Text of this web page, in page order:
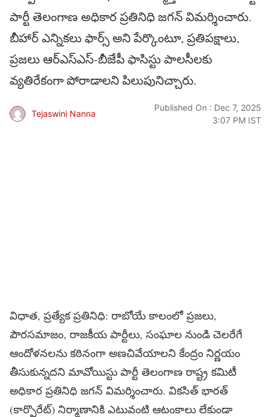
పార్టీ తెలంగాణ అధికార ప్రతినిధి జగన్ విమర్శించారు.
బీహార్ ఎన్నికలు ఫార్స్ అని పేర్కొంటూ, ప్రతిపక్షాలు,
ప్రజలు ఆర్ఎస్ఎస్-బీజేపీ ఫాసిస్టు పాలసీలకు
వ్యతిరేకంగా పోరాడాలని పిలుపునిచ్చారు.
Tejaswini Nanna
Published On : Dec 7, 2025
3:07 PM IST
విధాత, ప్రత్యేక ప్రతినిధి: రాబోయే కాలంలో ప్రజలు,
పౌరసమాజం, రాజకీయ పార్టీలు, సంఘాల నుండి చెలరేగే
ఆందోళనలను కఠినంగా అణచివేయాలని కేంద్రం నిర్ణయం
తీసుకున్నదని మావోయిస్టు పార్టీ తెలంగాణ రాష్ట్ర కమిటీ
అధికార ప్రతినిధి జగన్ విమర్శించారు. వికసిత్ భారత్
(కార్పొరేట్) నిర్మాణానికి ఎటువంటి ఆటంకాలు లేకుండా